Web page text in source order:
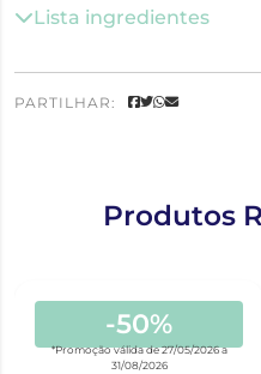
Lista ingredientes
PARTILHAR:
Produtos
-50%
*Promoção válida de 27/05/2026 a
31/08/2026